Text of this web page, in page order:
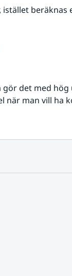
beräknas
det med
när man vill ha